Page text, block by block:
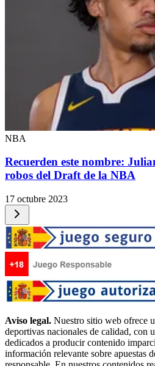
NBA
Recuerden este nombre:
robos del Draft de la NBA
17 octubre 2023
Aviso legal. Nuestro sitio web ofrece
deportivas nacionales de calidad, con
dedicados a producir contenido
información relevante sobre apuestas